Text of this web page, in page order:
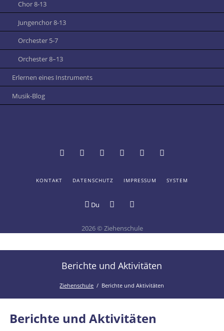
Chor 8-13
Jungenchor 8-13
Orchester 5-7
Orchester 8–13
Erlernen eines Instruments
Musik-Blog
Digitales
Brett
Login Ziehenschule
KONTAKT DATENSCHUTZ IMPRESSUM SYSTEM
Du
Ziehenschule
2026 © Ziehenschule
Berichte und Aktivitäten
Ziehenschule Berichte und Aktivitäten
Berichte und Aktivitäten